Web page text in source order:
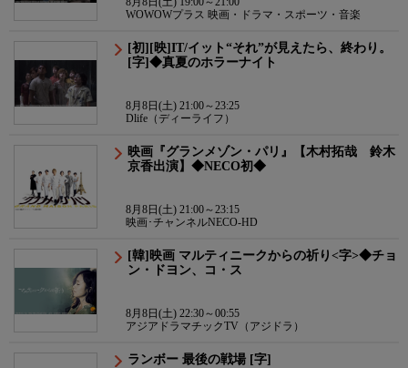
WOWOWプラス 映画・ドラマ・スポーツ・音楽
[初][映]IT/イット“それ”が見えたら、終わり。
[字]◆真夏のホラーナイト
8月8日(土) 21:00～23:25
Dlife（ディーライフ）
映画『グランメゾン・パリ』【木村拓哉 鈴木
京香出演】◆NECO初◆
8月8日(土) 21:00～23:15
映画･チャンネルNECO-HD
[韓]映画 マルティニークからの祈り<字>◆チョ
ン・ドヨン、コ・ス
8月8日(土) 22:30～00:55
アジアドラマチックTV（アジドラ）
ランボー 最後の戦場 [字]